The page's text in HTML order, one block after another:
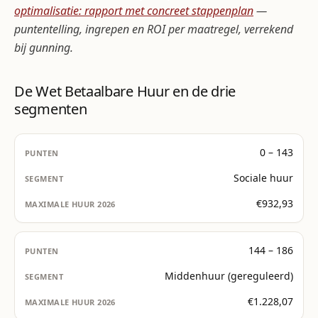
optimalisatie: rapport met concreet stappenplan—
puntentelling, ingrepen en ROI per maatregel, verrekend
bij gunning.
De Wet Betaalbare Huur en de drie
segmenten
0 – 143
Sociale huur
€932,93
144 – 186
Middenhuur (gereguleerd)
€1.228,07